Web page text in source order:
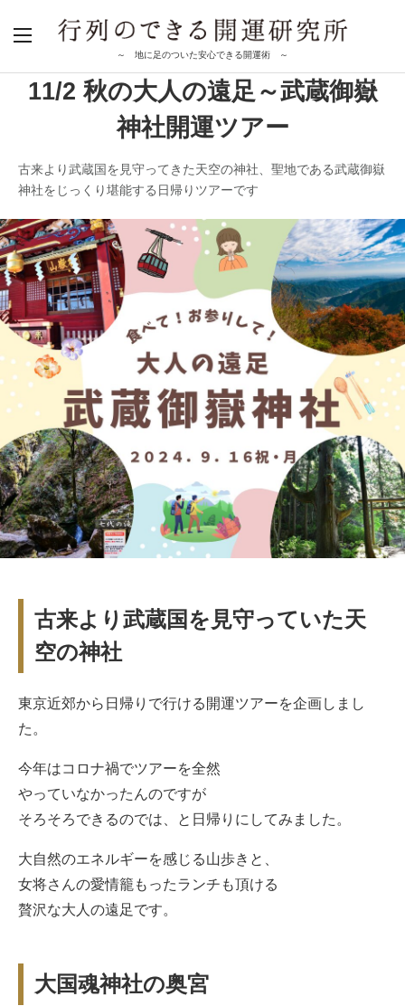
～ 地に足のついた安心できる開運術 ～
11/2 秋の大人の遠足～武蔵御嶽
神社開運ツアー
古来より武蔵国を見守ってきた天空の神社、聖地である武蔵御嶽
神社をじっくり堪能する日帰りツアーです
古来より武蔵国を見守っていた天
空の神社
東京近郊から日帰りで行ける開運ツアーを企画しまし
た。
今年はコロナ禍でツアーを全然
やっていなかったんのですが
そろそろできるのでは、と日帰りにしてみました。
大自然のエネルギーを感じる山歩きと、
女将さんの愛情籠もったランチも頂ける
贅沢な大人の遠足です。
大国魂神社の奥宮